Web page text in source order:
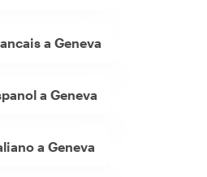
a Geneva
a Geneva
a Geneva